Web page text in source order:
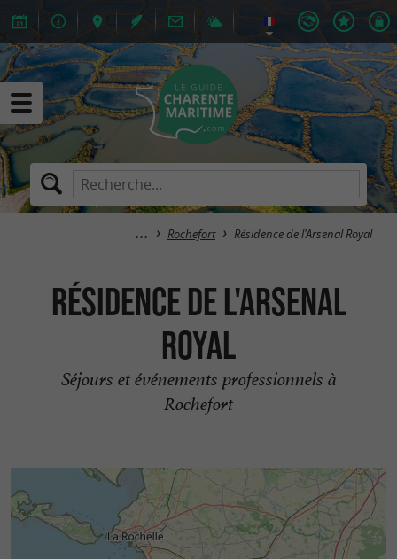
Rochefort Résidence de l'Arsenal Royal
Résidence de l'Arsenal
Royal
Séjours et événements professionnels à
Rochefort